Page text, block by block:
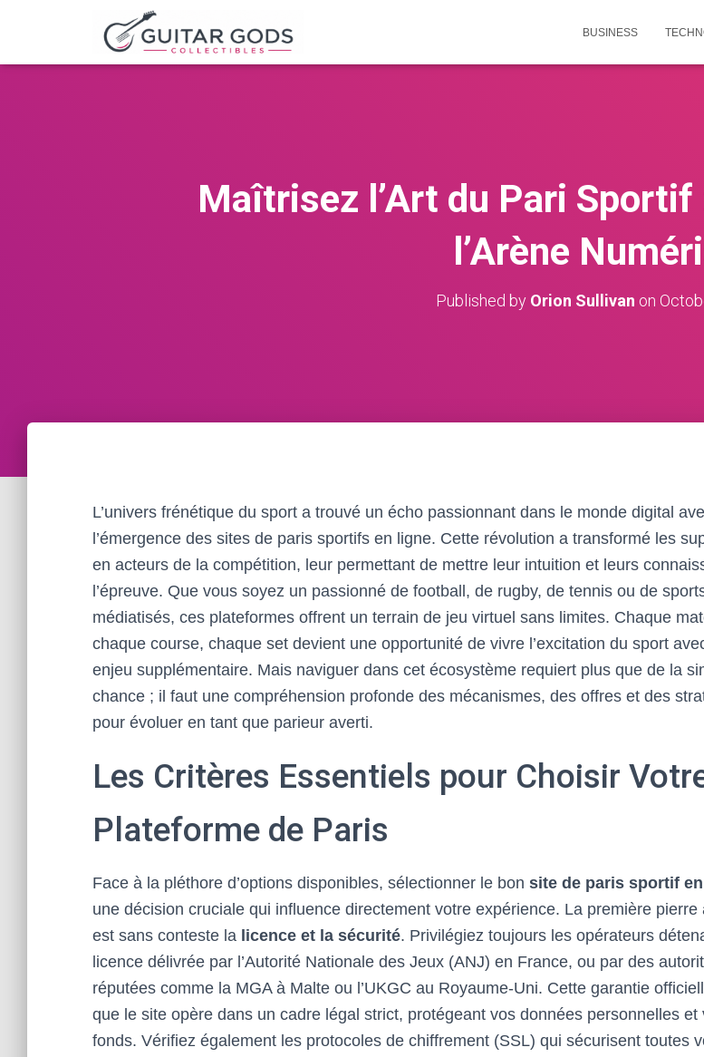
BUSINESS
Maîtrisez l’Art du Pari
l’Arène
Published by Orion Sullivan on
L’univers frénétique du sport a trouvé un écho passionnant dans le monde digital
l’émergence des sites de paris sportifs en ligne. Cette révolution a transformé les
en acteurs de la compétition, leur permettant de mettre leur intuition et leurs
l’épreuve. Que vous soyez un passionné de football, de rugby, de tennis ou de
médiatisés, ces plateformes offrent un terrain de jeu virtuel sans limites. Chaque
chaque course, chaque set devient une opportunité de vivre l’excitation du sport
enjeu supplémentaire. Mais naviguer dans cet écosystème requiert plus que de la
chance ; il faut une compréhension profonde des mécanismes, des offres et des
pour évoluer en tant que parieur averti.
Les Critères Essentiels pour Choisir
Plateforme de Paris
Face à la pléthore d’options disponibles, sélectionner le bon site de paris sportif
une décision cruciale qui influence directement votre expérience. La première pierre
est sans conteste la licence et la sécurité. Privilégiez toujours les opérateurs
licence délivrée par l’Autorité Nationale des Jeux (ANJ) en France, ou par des
réputées comme la MGA à Malte ou l’UKGC au Royaume-Uni. Cette garantie
que le site opère dans un cadre légal strict, protégeant vos données personnelles et
fonds. Vérifiez également les protocoles de chiffrement (SSL) qui sécurisent toutes